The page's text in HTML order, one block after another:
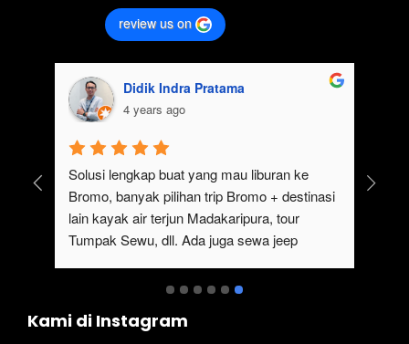
review us on
Didik Indra Pratama
4 years ago
Solusi lengkap buat yang mau liburan ke
Bromo, banyak pilihan trip Bromo + destinasi
lain kayak air terjun Madakaripura, tour
Tumpak Sewu, dll. Ada juga sewa jeep
Kami di Instagram